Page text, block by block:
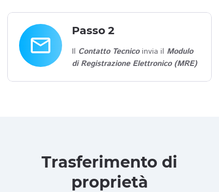
email
Passo 2
Il Contatto Tecnicoinvia il Modulo
di Registrazione Elettronico (MRE)
Trasferimento di
proprietà